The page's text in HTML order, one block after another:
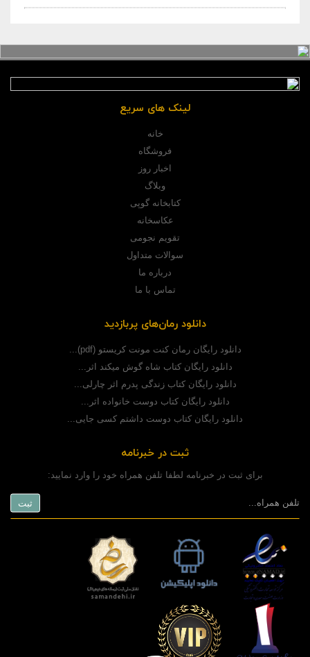
لینک های سریع
خانه
فروشگاه
اخبار روز
وبلاگ
کتابخانه گوپی
عکاسخانه
تقویم نجومی
سوالات متداول
درباره ما
تماس با ما
دانلود رمان‌های پربازدید
دانلود رایگان رمان کنت مونت کریستو (pdf)...
دانلود رایگان کتاب شاه گوش میکند اثر...
دانلود رایگان کتاب زندگی پدرم اثر چارلی...
دانلود رایگان کتاب دوست خانواده اثر...
دانلود رایگان کتاب دوست داشتم کسی جایی...
ثبت در خبرنامه
برای ثبت در خبرنامه لطفا تلفن همراه خود را وارد نمایید: